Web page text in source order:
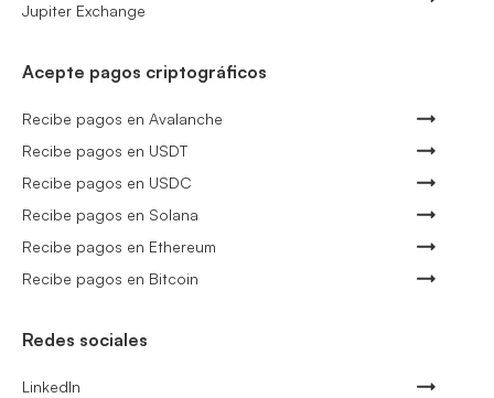
Jupiter Exchange
Acepte pagos criptográficos
Recibe pagos en Avalanche
Recibe pagos en USDT
Recibe pagos en USDC
Recibe pagos en Solana
Recibe pagos en Ethereum
Recibe pagos en Bitcoin
Redes sociales
LinkedIn